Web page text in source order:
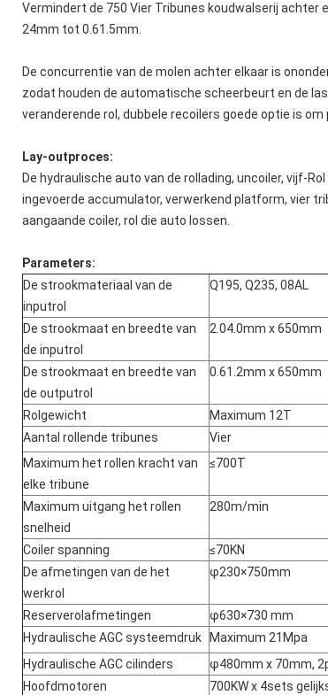
Vermindert de 750 Vier Tribunes koudwalserij
24mm tot 0.61.5mm.
De concurrentie van de molen achter elkaar is
zodat houden de automatische scheerbeurt en de
veranderende rol, dubbele recoilers goede optie is
Lay-outproces:
De hydraulische auto van de rollading, uncoiler, vijf-
ingevoerde accumulator, verwerkend platform, vier
aangaande coiler, rol die auto lossen.
Parameters:
De strookmateriaal van de
inputrol
Q195, Q235, 08AL
De strookmaat en breedte van
de inputrol
2.04.0mm x 650mm
De strookmaat en breedte van
de outputrol
0.61.2mm x 650mm
Rolgewicht
Maximum 12T
Aantal rollende tribunes
Vier
Maximum het rollen kracht van
elke tribune
≤700T
Maximum uitgang het rollen
snelheid
280m/min
Coiler spanning
≤70KN
De afmetingen van de het
werkrol
φ230×750mm
Reserverolafmetingen φ630×730 mm
Hydraulische AGC systeemdruk
Maximum 21Mpa
Hydraulische AGC cilinders
φ480mm x 70mm,
Hoofdmotoren
700KW x 4sets